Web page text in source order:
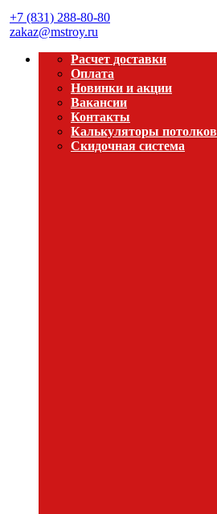
+7 (831) 288-80-80
zakaz@mstroy.ru
Расчет доставки
Оплата
Новинки и акции
Вакансии
Контакты
Калькуляторы потолков
Скидочная система